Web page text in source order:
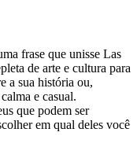
frase que unisse Las
de arte e cultura para
a sua história ou,
e casual.
que podem ser
em qual deles você